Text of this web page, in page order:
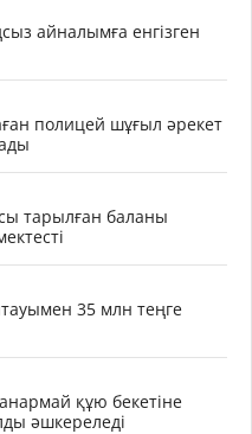
айналымға енгізген
полицей шұғыл әрекет
тарылған баланы
35 млн теңге
құю бекетіне
әшкереледі